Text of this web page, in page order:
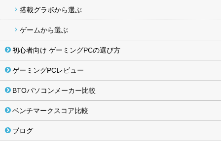
搭載グラボから選ぶ
ゲームから選ぶ
初心者向け ゲーミングPCの選び方
ゲーミングPCレビュー
BTOパソコンメーカー比較
ベンチマークスコア比較
ブログ